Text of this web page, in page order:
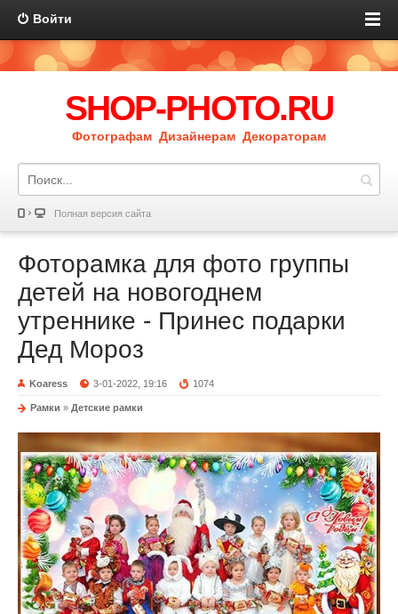
Войти
SHOP-PHOTO.RU
Фотографам Дизайнерам Декораторам
Полная версия сайта
Фоторамка для фото группы
детей на новогоднем
утреннике - Принес подарки
Дед Мороз
Koaress 3-01-2022, 19:16 1074
Рамки » Детские рамки